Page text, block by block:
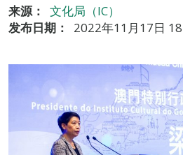
来源：
文化局（IC）
发布日期：
2022年11月17日